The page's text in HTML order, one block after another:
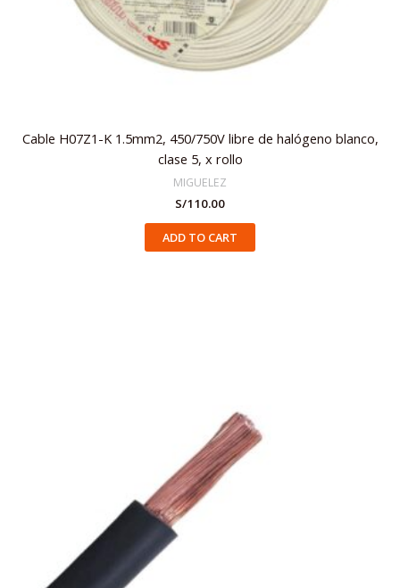
Cable H07Z1-K 1.5mm2, 450/750V libre de halógeno blanco,
clase 5, x rollo
MIGUELEZ
S/110.00
ADD TO CART